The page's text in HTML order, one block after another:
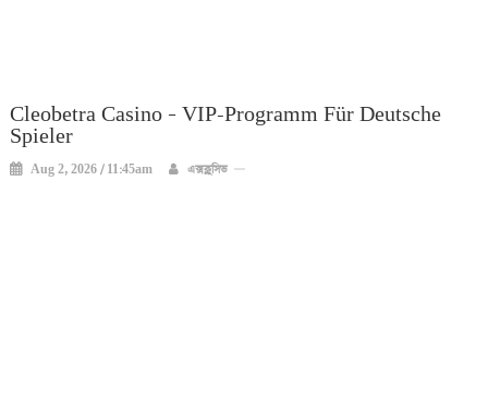
Cleobetra Casino – VIP-Programm Für Deutsche
Spieler
Aug 2, 2026 / 11:45am এক্সক্লুসিভ